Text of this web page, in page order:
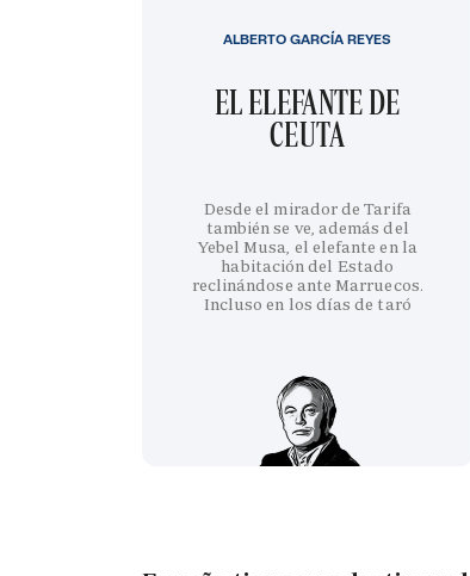
EL ELEFANTE DE
CEUTA
Desde el mirador de Tarifa
también se ve, además del
Yebel Musa, el elefante en la
habitación del Estado
reclinándose ante Marruecos.
Incluso en los días de taró
ALBERTO GARCÍA REYES